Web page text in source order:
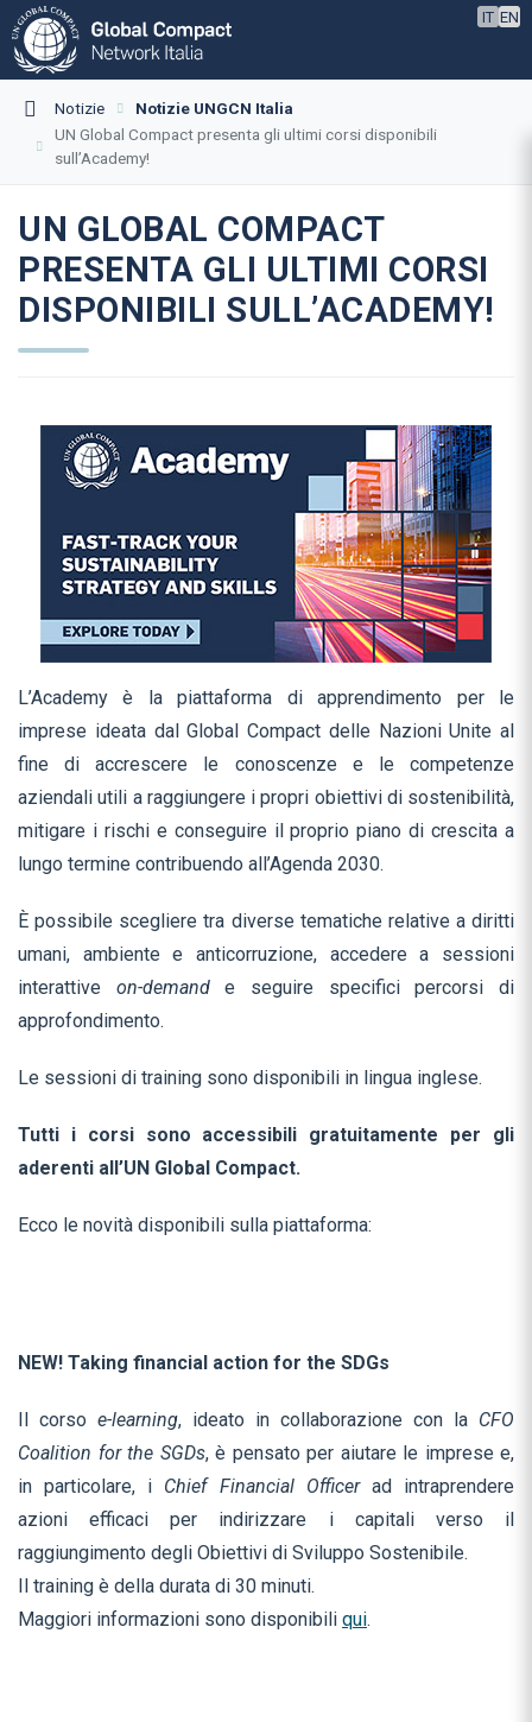
IT EN
Notizie
Notizie UNGCN Italia
UN Global Compact presenta gli ultimi corsi disponibili
sull’Academy!
UN GLOBAL COMPACT
PRESENTA GLI ULTIMI CORSI
DISPONIBILI SULL’ACADEMY!
L’Academy è la piattaforma di apprendimento per le
imprese ideata dal Global Compact delle Nazioni Unite al
fine di accrescere le conoscenze e le competenze
aziendali utili a raggiungere i propri obiettivi di sostenibilità,
mitigare i rischi e conseguire il proprio piano di crescita a
lungo termine contribuendo all’Agenda 2030.
È possibile scegliere tra diverse tematiche relative a diritti
umani, ambiente e anticorruzione, accedere a sessioni
interattive on-demande seguire specifici percorsi di
approfondimento.
Le sessioni di training sono disponibili in lingua inglese.
Tutti i corsi sono accessibili gratuitamente per gli
aderenti all’UN Global Compact.
Ecco le novità disponibili sulla piattaforma:
NEW! Taking financial action for the SDGs
Il corso e-learning, ideato in collaborazione con la CFO
Coalition for the SGDs, è pensato per aiutare le imprese e,
in particolare, i Chief Financial Officerad intraprendere
azioni efficaci per indirizzare i capitali verso il
raggiungimento degli Obiettivi di Sviluppo Sostenibile.
Il training è della durata di 30 minuti.
Maggiori informazioni sono disponibili qui.